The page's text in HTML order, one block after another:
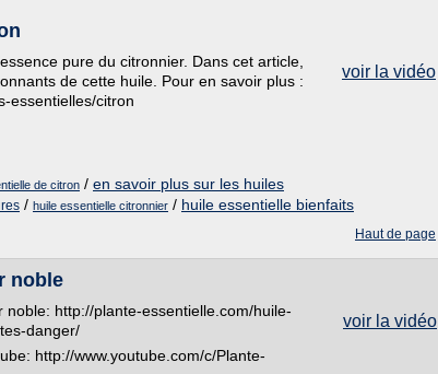
voir la vidéo
pure du citronnier. Dans cet article,
de cette huile. Pour en savoir plus :
essentielles/citron
de citron / en savoir plus sur les huiles
/ huile essentielle citronnier / huile essentielle bienfaits
Haut de page
noble
voir la vidéo
http://plante-essentielle.com/huile-
danger/
http://www.youtube.com/c/Plante-